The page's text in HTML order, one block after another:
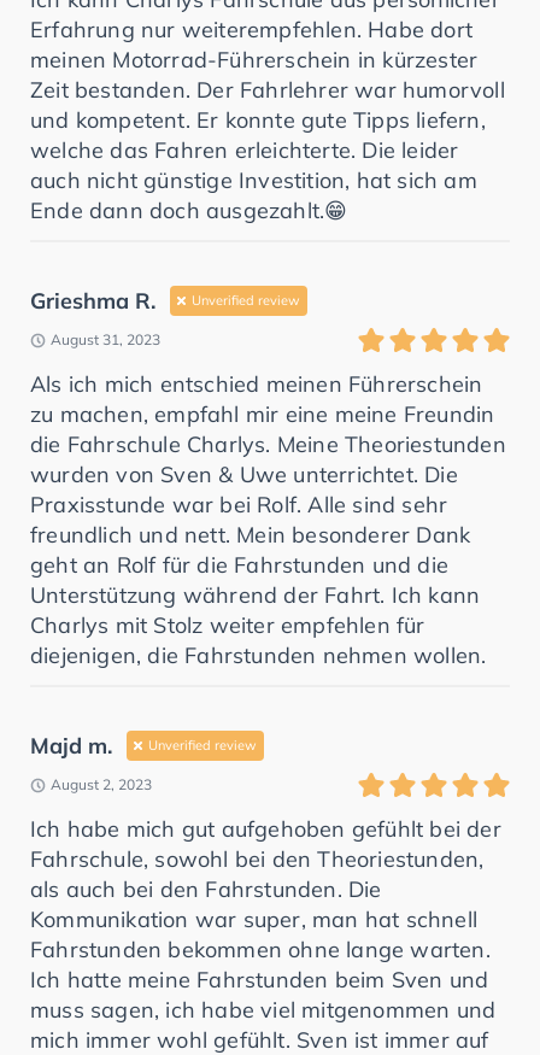
Erfahrung nur weiterempfehlen. Habe dort
meinen Motorrad-Führerschein in kürzester
Zeit bestanden. Der Fahrlehrer war humorvoll
und kompetent. Er konnte gute Tipps liefern,
welche das Fahren erleichterte. Die leider
auch nicht günstige Investition, hat sich am
Ende dann doch ausgezahlt.😁
Grieshma R. Unverified review
August 31, 2023
Als ich mich entschied meinen Führerschein
zu machen, empfahl mir eine meine Freundin
die Fahrschule Charlys. Meine Theoriestunden
wurden von Sven & Uwe unterrichtet. Die
Praxisstunde war bei Rolf. Alle sind sehr
freundlich und nett. Mein besonderer Dank
geht an Rolf für die Fahrstunden und die
Unterstützung während der Fahrt. Ich kann
Charlys mit Stolz weiter empfehlen für
diejenigen, die Fahrstunden nehmen wollen.
Majd m. Unverified review
August 2, 2023
Ich habe mich gut aufgehoben gefühlt bei der
Fahrschule, sowohl bei den Theoriestunden,
als auch bei den Fahrstunden. Die
Kommunikation war super, man hat schnell
Fahrstunden bekommen ohne lange warten.
Ich hatte meine Fahrstunden beim Sven und
muss sagen, ich habe viel mitgenommen und
mich immer wohl gefühlt. Sven ist immer auf